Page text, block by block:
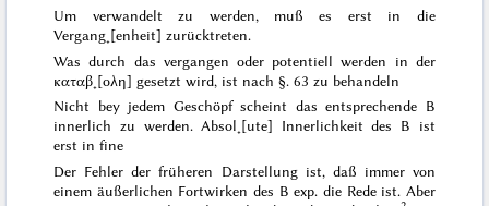
Um verwandelt zu werden, muß es erst in die
Vergang˖[enheit] zurücktreten.
Was durch das vergangen oder potentiell werden in der
καταβ˖[ολη] gesetzt wird, ist nach §. 63 zu behandeln
Nicht bey jedem Geschöpf scheint das entsprechende B
innerlich zu werden. Absol˖[ute] Innerlichkeit des B ist
erst in fine
Der Fehler der früheren Darstellung ist, daß immer von
einem äußerlichen Fortwirken des B exp. die Rede ist. Aber